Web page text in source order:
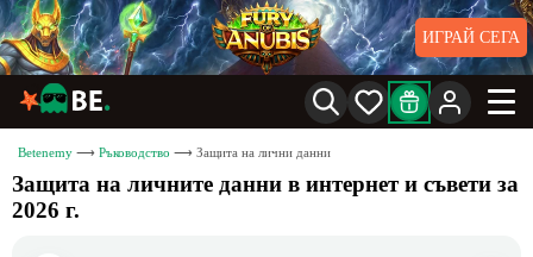
ИГРАЙ СЕГА
Betenemy Ръководство Защита на лични данни
Защита на личните данни в интернет и съвети за
2026 г.